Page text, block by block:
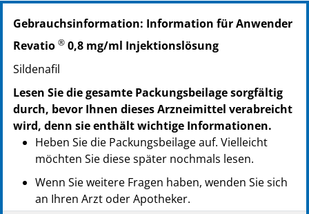
PZN: 06818210
PPN: 110681821004
Gebrauchsinformation: Information für Anwender
Revatio ® 0,8 mg/ml Injektionslösung
Sildenafil
Lesen Sie die gesamte Packungsbeilage sorgfältig
durch, bevor Ihnen dieses Arzneimittel verabreicht
wird, denn sie enthält wichtige Informationen.
Heben Sie die Packungsbeilage auf. Vielleicht
möchten Sie diese später nochmals lesen.
Wenn Sie weitere Fragen haben, wenden Sie sich
an Ihren Arzt oder Apotheker.